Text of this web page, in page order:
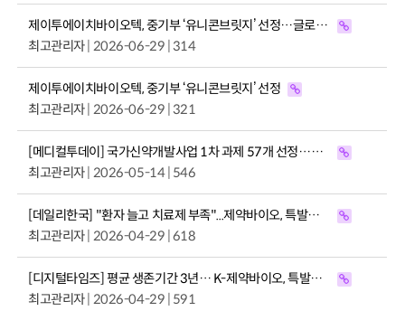
제이투에이치바이오텍, 중기부 ‘유니콘브릿지’ 선정…글로벌 도약 박차
최고관리자| 2026-06-29 | 314
제이투에이치바이오텍, 중기부 ‘유니콘브릿지’ 선정
최고관리자| 2026-06-29 | 321
[메디컬투데이] 국가신약개발사업 1차 과제 57개 선정…2년간 1128억 지원
최고관리자| 2026-05-14 | 546
[데일리한국] "환자 늘고 치료제 부족"...제약바이오, 특발성 폐섬유증 공략 본격화
최고관리자| 2026-04-29 | 618
[디지털타임즈] 평균 생존기간 3년… K-제약바이오, 특발성 폐섬유증 임상 확대
최고관리자| 2026-04-29 | 591